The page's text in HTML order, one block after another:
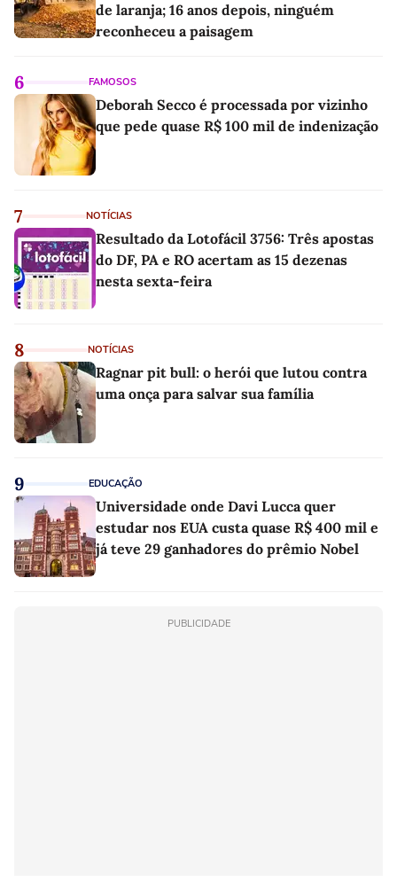
de laranja; 16 anos depois, ninguém
reconheceu a paisagem
6 FAMOSOS
Deborah Secco é processada por vizinho
que pede quase R$ 100 mil de indenização
7 NOTÍCIAS
Resultado da Lotofácil 3756: Três apostas
do DF, PA e RO acertam as 15 dezenas
nesta sexta-feira
8 NOTÍCIAS
Ragnar pit bull: o herói que lutou contra
uma onça para salvar sua família
9 EDUCAÇÃO
Universidade onde Davi Lucca quer
estudar nos EUA custa quase R$ 400 mil e
já teve 29 ganhadores do prêmio Nobel
PUBLICIDADE